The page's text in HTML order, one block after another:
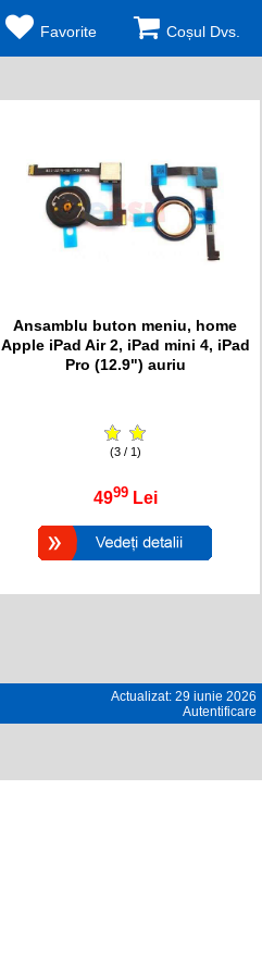
Favorite Coșul Dvs.
Ansamblu buton meniu, home
Apple iPad Air 2, iPad mini 4, iPad
Pro (12.9") auriu
(3 / 1)
4999 Lei
Actualizat: 29 iunie 2026
Autentificare